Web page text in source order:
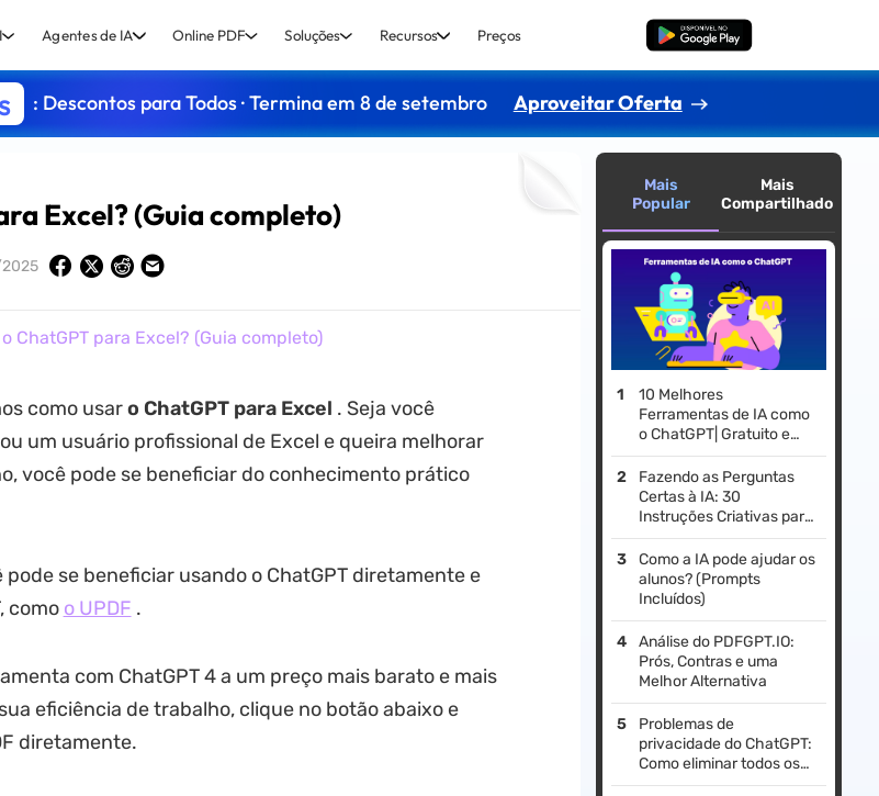
Agentes de IA Online PDF Soluções Recursos Preços Baixar Grátis
: Descontos para Todos · Termina em 8 de setembro Aproveitar Oferta
Excel? (Guia completo)
ChatGPT para Excel? (Guia completo)
como usaro ChatGPT para Excel . Seja você
um usuário profissional de Excel e queira melhorar
você pode se beneficiar do conhecimento prático
se beneficiar usando o ChatGPT diretamente e
como o UPDF .
com ChatGPT 4 a um preço mais barato e mais
eficiência de trabalho, clique no botão abaixo e
diretamente.
Mais
Popular
Mais
Compartilhado
10 Melhores
Ferramentas de IA como
o ChatGPT| Gratuito e
Pago
Fazendo as Perguntas
Certas à IA: 30
Instruções Criativas para
Conversas produtivas
Como a IA pode ajudar os
alunos? (Prompts
Incluídos)
Análise do PDFGPT.IO:
Prós, Contras e uma
Melhor Alternativa
Problemas de
privacidade do ChatGPT:
Como eliminar todos os
riscos?